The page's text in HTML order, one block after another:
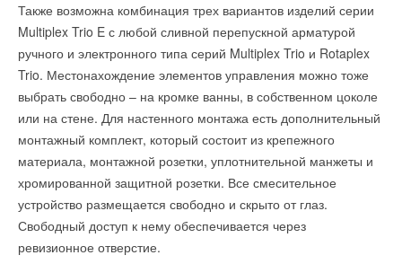
Также возможна комбинация трех вариантов изделий серии
Multiplex Trio E с любой сливной перепускной арматурой
ручного и электронного типа серий Multiplex Trio и Rotaplex
Trio. Местонахождение элементов управления можно тоже
выбрать свободно – на кромке ванны, в собственном цоколе
или на стене. Для настенного монтажа есть дополнительный
монтажный комплект, который состоит из крепежного
материала, монтажной розетки, уплотнительной манжеты и
хромированной защитной розетки. Все смесительное
устройство размещается свободно и скрыто от глаз.
Свободный доступ к нему обеспечивается через
ревизионное отверстие.
НОВОСТИ СОК 15 ИЮЛЯ 2022
→
Сообщение руководства компании «Данфосс» о работе
НОВОСТИ СОК 4 АПРЕЛЯ 2022
→ Отчет компании Danfoss A/S за 2021 год
НОВОСТИ СОК 16 МАРТА 2022
→ Обновления корзины на OpenDanfoss
НОВОСТИ СОК 3 ФЕВРАЛЯ 2022
НОВОСТИ СОК 2 ФЕВРАЛЯ 2022
→
Председатель совета директоров Danfoss Йорген Мадс
НОВОСТИ СОК 27 ДЕКАБРЯ 2021
→ «Данфосс» расширяет производство в России
НОВОСТИ СОК 22 ДЕКАБРЯ 2021
→ Новые семейства оборудования Danfoss для Revit
НОВОСТИ СОК 18 НОЯБРЯ 2021
В этой теме еще нет комментариев
Добавить комментарий
Ваш E-mail *
Текст комментария
комплектацию насосной группы в зависимости от конкретной
системы либо просто дополнить уже имеющиеся системы
необходимыми комплектующими.
Читайте по теме:
→
Как определить качество хомутов — несколько простых
способов
ЖУРНАЛ СОК ИЮНЬ 2026
→ РОСТерм продолжает поставки на объекты реновации
→ Насосно-смесительный узел для теплого пола PROFMIX
НОВОСТИ СОК 10 ФЕВРАЛЯ 2026